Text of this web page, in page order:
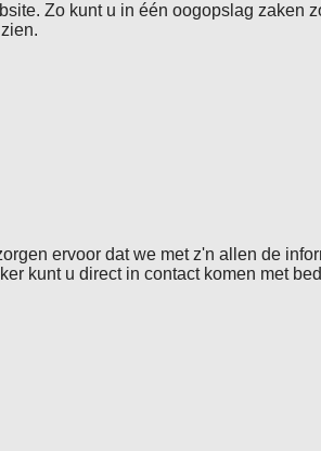
Zo kunt u in één oogopslag zaken
ervoor dat we met z'n allen de
kunt u direct in contact komen met